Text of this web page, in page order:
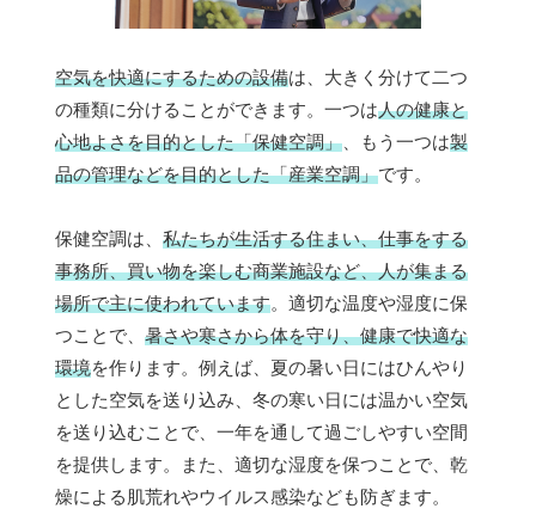
空気を快適にするための設備は、大きく分けて二つ
の種類に分けることができます。一つは人の健康と
心地よさを目的とした「保健空調」 、もう一つは製
品の管理などを目的とした「産業空調」です。
保健空調は、 私たちが生活する住まい、仕事をする
事務所、買い物を楽しむ商業施設など、人が集まる
場所で主に使われています。適切な温度や湿度に保
つことで、 暑さや寒さから体を守り、健康で快適な
環境を作ります。例えば、夏の暑い日にはひんやり
とした空気を送り込み、冬の寒い日には温かい空気
を送り込むことで、一年を通して過ごしやすい空間
を提供します。また、適切な湿度を保つことで、乾
燥による肌荒れやウイルス感染なども防ぎます。